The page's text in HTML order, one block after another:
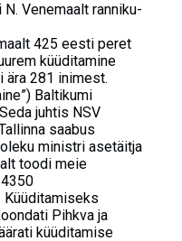
Venemaalt ranniku-
425 eesti peret
küüditamine
ära 281 inimest.
Baltikumi
juhtis NSV
saabus
ministri asetäitja
toodi meie
Pihkva ja
küüditamise